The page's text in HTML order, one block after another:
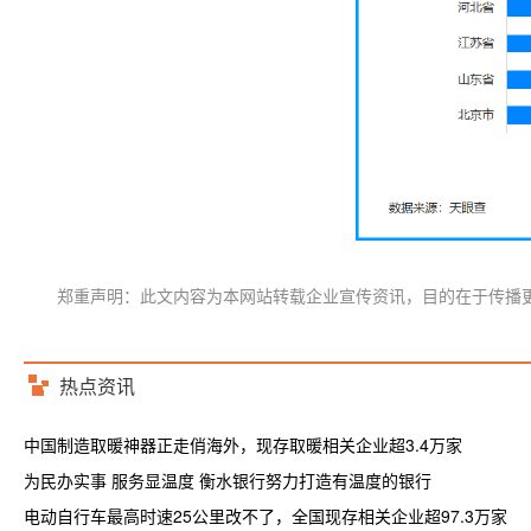
郑重声明：此文内容为本网站转载企业宣传资讯，目的在于传
热点资讯
中国制造取暖神器正走俏海外，现存取暖相关企业超3.4万家
为民办实事 服务显温度 衡水银行努力打造有温度的银行
电动自行车最高时速25公里改不了，全国现存相关企业超97.3万家